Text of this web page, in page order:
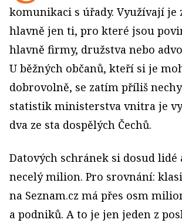
komunikaci s úřady. Využívají je
hlavně jen ti, pro které jsou
hlavně firmy, družstva nebo
U běžných občanů, kteří si je
dobrovolně, se zatím příliš
statistik ministerstva vnitra je
dva ze sta dospělých Čechů.
Datových schránek si dosud
necelý milion. Pro srovnání:
na Seznam.cz má přes osm
a podniků. A to je jen jeden z